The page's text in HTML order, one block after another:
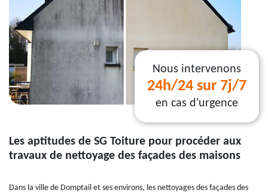
Nous intervenons
24h/24 sur 7j/7
en cas d'urgence
Les aptitudes de SG Toiture pour procéder aux
travaux de nettoyage des façades des maisons
Dans la ville de Domptail et ses environs, les nettoyages des façades des